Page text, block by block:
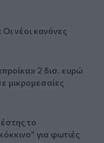
νέοι κανόνες
2 δισ. ευρώ
μικρομεσαίες
το
για φωτιές